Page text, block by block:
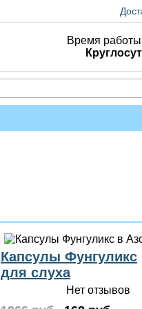
Время
Капсулы Фунгуликс
для слуха
Нет отзывов